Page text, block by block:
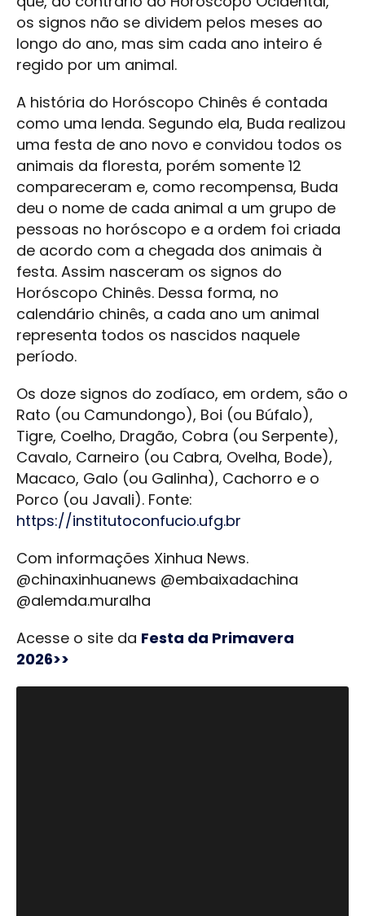
os signos não se dividem pelos meses ao
longo do ano, mas sim cada ano inteiro é
regido por um animal.
A história do Horóscopo Chinês é contada
como uma lenda. Segundo ela, Buda realizou
uma festa de ano novo e convidou todos os
animais da floresta, porém somente 12
compareceram e, como recompensa, Buda
deu o nome de cada animal a um grupo de
pessoas no horóscopo e a ordem foi criada
de acordo com a chegada dos animais à
festa. Assim nasceram os signos do
Horóscopo Chinês. Dessa forma, no
calendário chinês, a cada ano um animal
representa todos os nascidos naquele
período.
Os doze signos do zodíaco, em ordem, são o
Rato (ou Camundongo), Boi (ou Búfalo),
Tigre, Coelho, Dragão, Cobra (ou Serpente),
Cavalo, Carneiro (ou Cabra, Ovelha, Bode),
Macaco, Galo (ou Galinha), Cachorro e o
Porco (ou Javali). Fonte:
https://institutoconfucio.ufg.br
Com informações Xinhua News.
@chinaxinhuanews @embaixadachina
@alemda.muralha
Acesse o site da Festa da Primavera
2026>>